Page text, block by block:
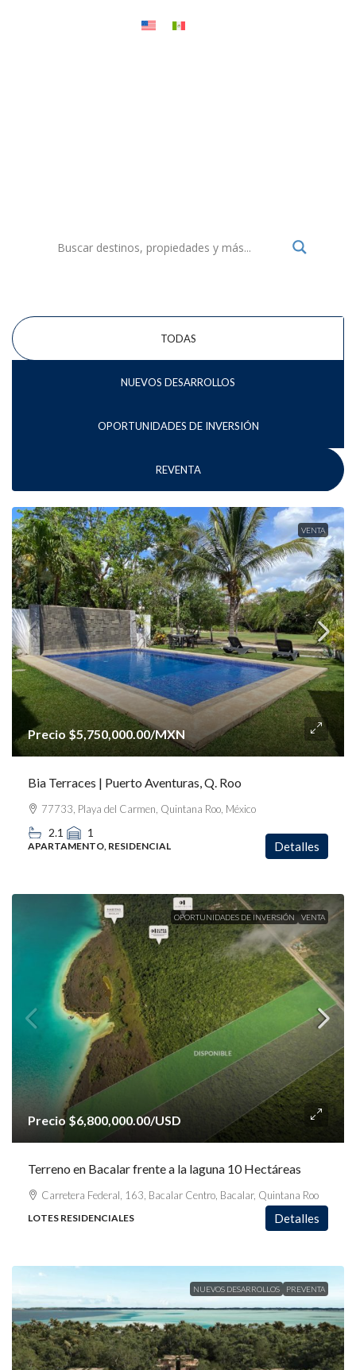
TODAS
NUEVOS DESARROLLOS
OPORTUNIDADES DE INVERSIÓN
REVENTA
VENTA
Precio$5,750,000.00/MXN
Bia Terraces | Puerto Aventuras, Q. Roo
77733, Playa del Carmen, Quintana Roo, México
2.1 1
APARTAMENTO, RESIDENCIAL Detalles
OPORTUNIDADES DE INVERSIÓN VENTA
Precio$6,800,000.00/USD
Terreno en Bacalar frente a la laguna 10 Hectáreas
Carretera Federal, 163, Bacalar Centro, Bacalar, Quintana Roo
LOTES RESIDENCIALES Detalles
NUEVOS DESARROLLOS PREVENTA